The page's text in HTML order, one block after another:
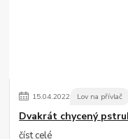
15.04.2022 Lov na přívlač
Dvakrát chycený
číst celé